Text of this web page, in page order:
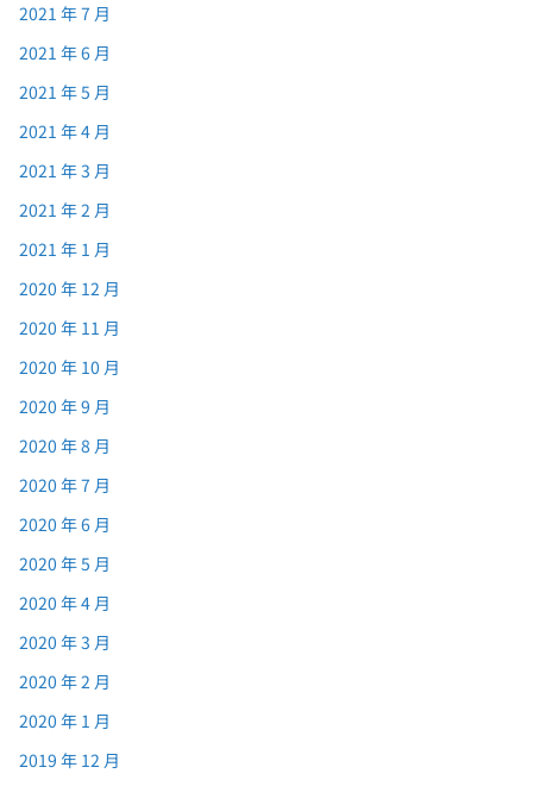
2021 年 7 月
2021 年 6 月
2021 年 5 月
2021 年 4 月
2021 年 3 月
2021 年 2 月
2021 年 1 月
2020 年 12 月
2020 年 11 月
2020 年 10 月
2020 年 9 月
2020 年 8 月
2020 年 7 月
2020 年 6 月
2020 年 5 月
2020 年 4 月
2020 年 3 月
2020 年 2 月
2020 年 1 月
2019 年 12 月